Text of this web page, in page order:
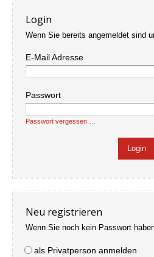
Login
Wenn Sie bereits angemeldet sind
E-Mail Adresse
Passwort
Passwort vergessen …
Neu registrieren
Wenn Sie noch kein Passwort
als Privatperson anmelden